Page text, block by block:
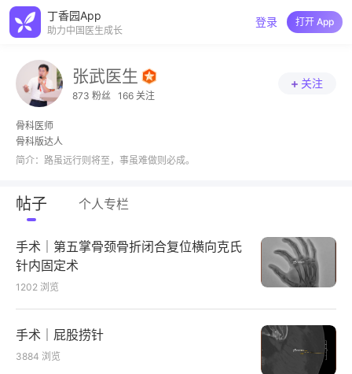
丁香园App
助力中国医生成长
登录 打开 App
张武医生
873 粉丝 166 关注
关注
骨科医师
骨科版达人
简介： 路虽远行则将至，事虽难做则必成。
帖子 个人专栏
手术｜第五掌骨颈骨折闭合复位横向克氏
针内固定术
1202 浏览
手术｜屁股捞针
3884 浏览